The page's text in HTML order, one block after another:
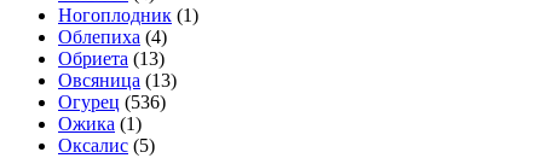
Ногоплодник (1)
Облепиха (4)
Обриета (13)
Овсяница (13)
Огурец (536)
Ожика (1)
Оксалис (5)